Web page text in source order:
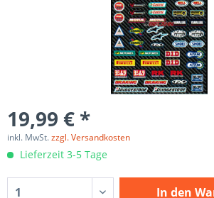
19,99 € *
inkl. MwSt.zzgl. Versandkosten
Lieferzeit 3-5 Tage
In den